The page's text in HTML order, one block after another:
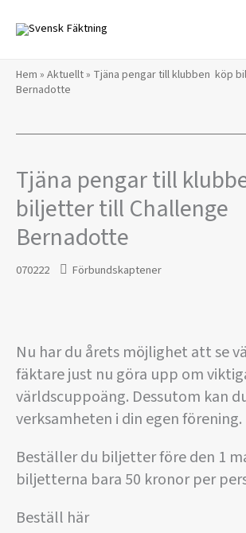
innehåll
Hem » Aktuellt» Tjäna pengar till klubben  köp
Bernadotte
Tjäna pengar till
biljetter till Challenge
Bernadotte
070222 Förbundskaptener
Nu har du årets möjlighet att se
fäktare just nu göra upp om
världscuppoäng. Dessutom kan
verksamheten i din egen förening.
Beställer du biljetter före den 1
biljetterna bara 50 kronor per
Beställ här